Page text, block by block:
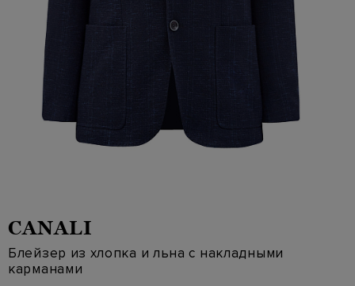
CANALI
Блейзер из хлопка и льна с накладными
карманами